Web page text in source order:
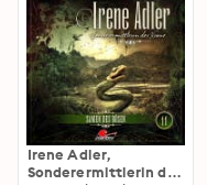
Irene Adler,
Sonderermittlerin der